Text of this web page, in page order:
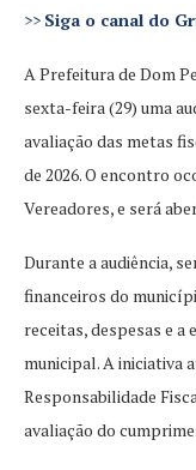
>> Siga o canal do
A Prefeitura de Dom
sexta-feira (29) uma
avaliação das metas
de 2026. O encontro
Vereadores, e será
Durante a audiência,
financeiros do
receitas, despesas e a
municipal. A iniciativa
Responsabilidade
avaliação do